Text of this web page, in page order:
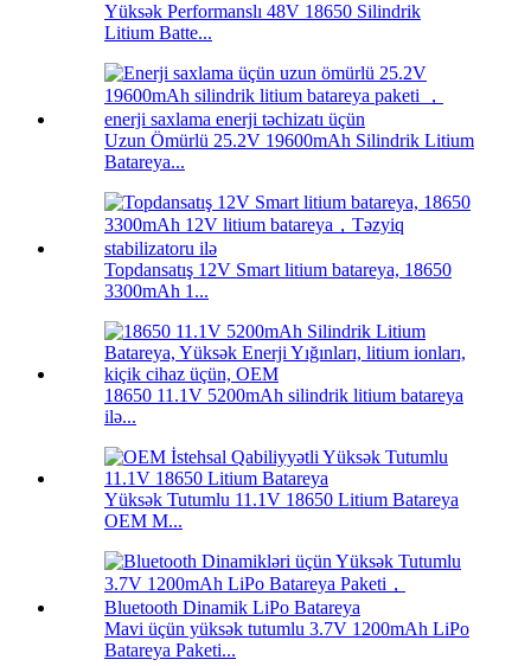
Yüksək Performanslı 48V 18650 Silindrik
Litium Batte...
Uzun Ömürlü 25.2V 19600mAh Silindrik Litium
Batareya...
Topdansatış 12V Smart litium batareya, 18650
3300mAh 1...
18650 11.1V 5200mAh silindrik litium batareya
ilə...
Yüksək Tutumlu 11.1V 18650 Litium Batareya
OEM M...
Mavi üçün yüksək tutumlu 3.7V 1200mAh LiPo
Batareya Paketi...